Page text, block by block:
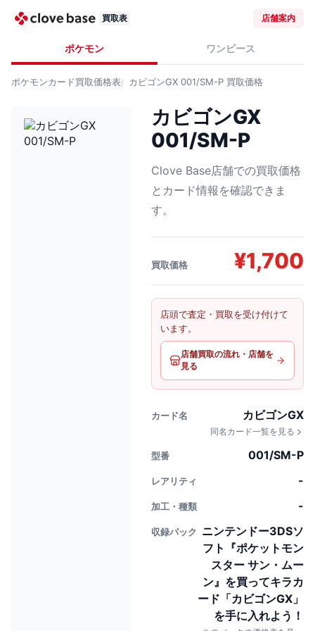
買取表 店舗案内
ポケモン ワンピース
ポケモンカード買取価格表 カビゴンGX 001/SM-P 買取価格
カビゴンGX
001/SM-P
Clove Base店舗での買取価格
とカード情報を確認できま
す。
買取価格 ¥1,700
店頭で査定・買取を受け付けて
います。
店舗買取の流れ・店舗を
見る
カード名 カビゴンGX
同名カード一覧を見る
型番 001/SM-P
レアリティ -
加工・種類 -
収録パック
ニンテンドー3DSソ
フト『ポケットモン
スター サン・ムー
ン』を買ってキラカ
ード「カビゴンGX」
を手に入れよう！